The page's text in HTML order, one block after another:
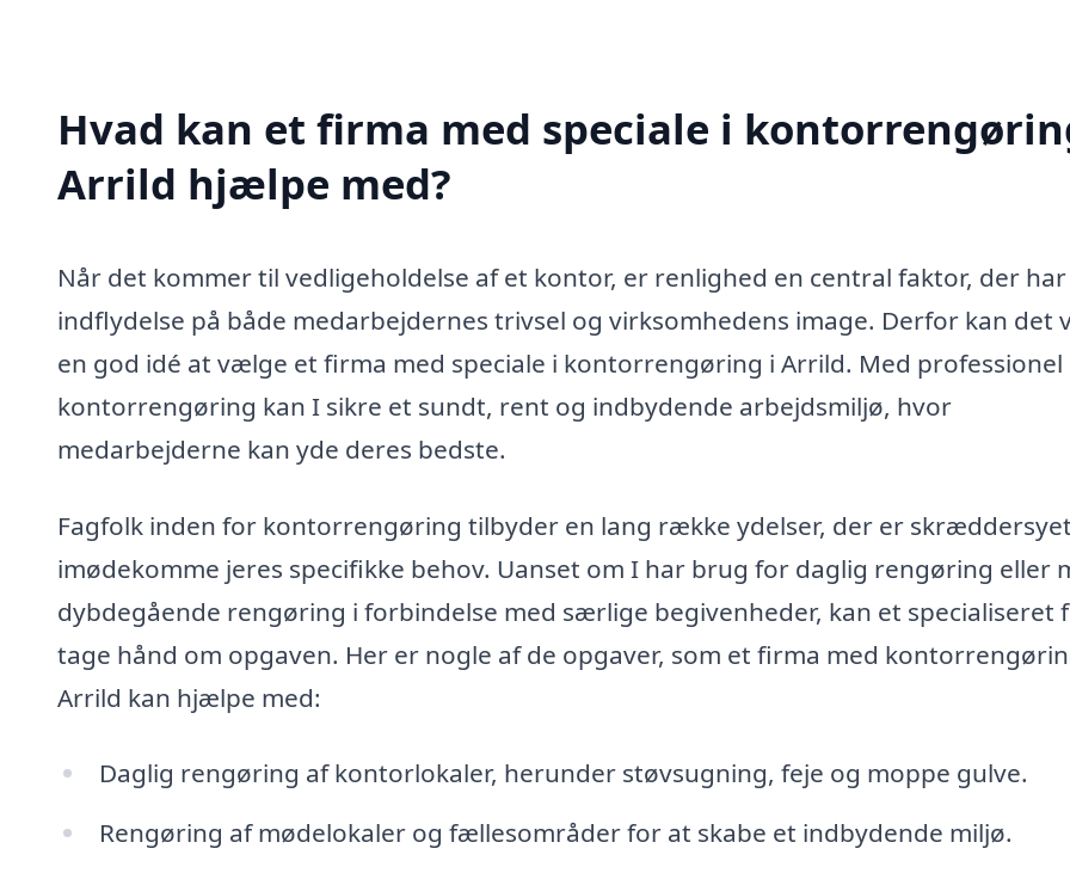
Hvad kan et firma med speciale i
Arrild hjælpe med?
Når det kommer til vedligeholdelse af et kontor, er renlighed en central faktor, der har
indflydelse på både medarbejdernes trivsel og virksomhedens image. Derfor kan det
en god idé at vælge et firma med speciale i kontorrengøring i Arrild. Med professionel
kontorrengøring kan I sikre et sundt, rent og indbydende arbejdsmiljø, hvor
medarbejderne kan yde deres bedste.
Fagfolk inden for kontorrengøring tilbyder en lang række ydelser, der er
imødekomme jeres specifikke behov. Uanset om I har brug for daglig rengøring eller
dybdegående rengøring i forbindelse med særlige begivenheder, kan et specialiseret
tage hånd om opgaven. Her er nogle af de opgaver, som et firma med
Arrild kan hjælpe med:
Daglig rengøring af kontorlokaler, herunder støvsugning, feje og moppe gulve.
Rengøring af mødelokaler og fællesområder for at skabe et indbydende miljø.